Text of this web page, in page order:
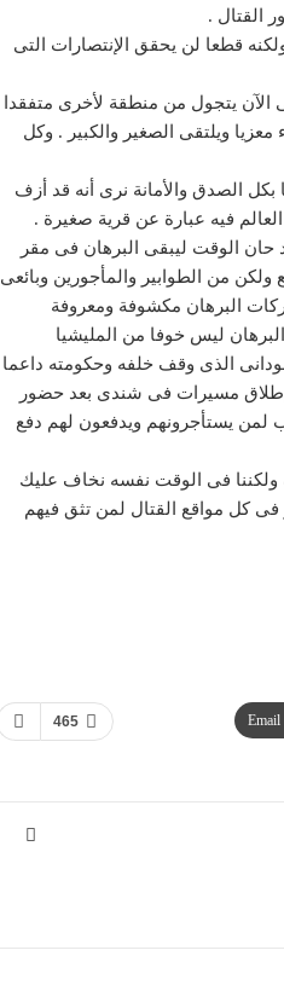
القتال .
قطعا لن يحقق الإنتصارات التى
الآن يتجول من منطقة لأخرى متفقدا
ويلتقى الصغير والكبير . وكل
بكل الصدق والأمانة نرى أنه قد أزف
فيه عبارة عن قرية صغيرة .
حان الوقت ليبقى البرهان فى مقر
من الطوابير والمأجورين وبائعى
البرهان مكشوفة ومعروفة
ليس خوفا من المليشيا
الذى وقف خلفه وحكومته داعما
إطلاق مسيرات فى شندى بعد حضور
لمن يستأجرونهم ويدفعون لهم دفع
ولكننا فى الوقت نفسه نخاف عليك
كل مواقع القتال لمن تثق فيهم
465 Email